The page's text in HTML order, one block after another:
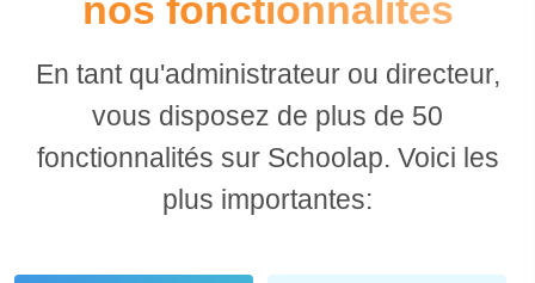
nos fonctionnalités
En tant qu'administrateur ou directeur,
vous disposez de plus de 50
fonctionnalités sur Schoolap. Voici les
plus importantes: